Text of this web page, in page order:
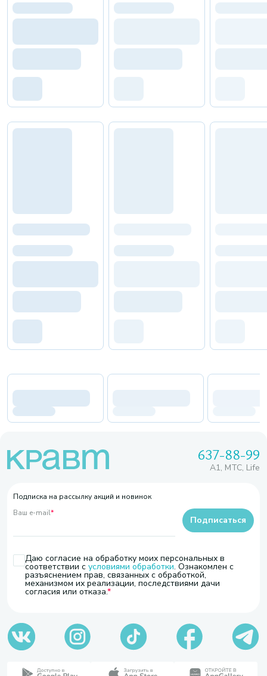
637-88-99
A1, МТС, Life
Подписка на рассылку акций и новинок
Ваш e-mail*
Даю согласие на обработку моих персональных в
соответствии с условиями обработки. Ознакомлен с
разъяснением прав, связанных с обработкой,
механизмом их реализации, последствиями дачи
согласия или отказа.
Подписаться